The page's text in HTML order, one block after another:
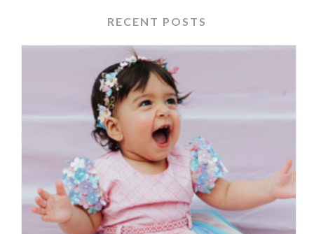
RECENT POSTS